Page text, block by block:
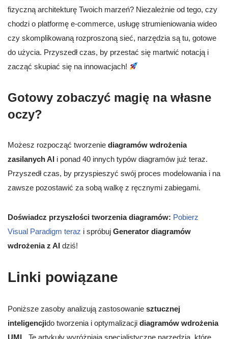
fizyczną architekturę Twoich marzeń? Niezależnie od tego, czy
chodzi o platformę e-commerce, usługę strumieniowania wideo
czy skomplikowaną rozproszoną sieć, narzędzia są tu, gotowe
do użycia. Przyszedł czas, by przestać się martwić notacją i
zacząć skupiać się na innowacjach!
Gotowy zobaczyć magię na własne
oczy?
Możesz rozpocząć tworzenie diagramów wdrożenia
zasilanych AI i ponad 40 innych typów diagramów już teraz.
Przyszedł czas, by przyspieszyć swój proces modelowania i na
zawsze pozostawić za sobą walkę z ręcznymi zabiegami.
Doświadcz przyszłości tworzenia diagramów: Pobierz
Visual Paradigm teraz i spróbuj Generator diagramów
wdrożenia z AI dziś!
Linki powiązane
Poniższe zasoby analizują zastosowanie sztucznej
inteligencjido tworzenia i optymalizacji diagramów wdrożenia
UML
. Te artykuły wyróżniają specjalistyczne narzędzia, które